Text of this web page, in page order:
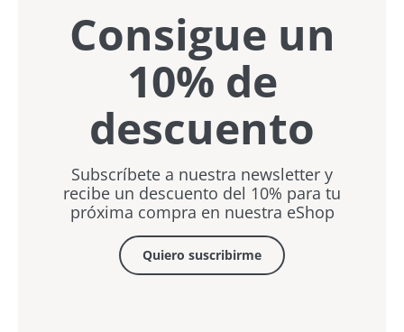
Consigue un
10% de
descuento
Subscríbete a nuestra newsletter y
recibe un descuento del 10% para tu
próxima compra en nuestra eShop
Quiero suscribirme